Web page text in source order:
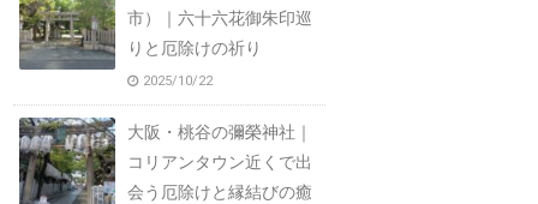
市）｜六十六花御朱印巡
りと厄除けの祈り
2025/10/22
大阪・桃谷の彌榮神社｜
コリアンタウン近くで出
会う厄除けと縁結びの癒